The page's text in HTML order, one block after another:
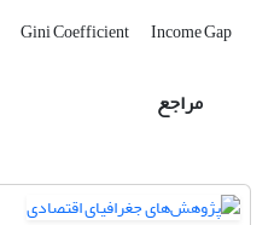
Gini Coefficient Income Gap
مراجع